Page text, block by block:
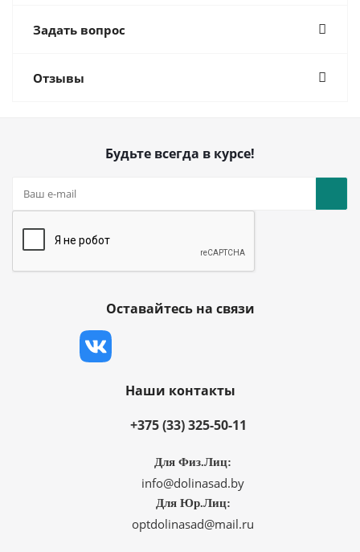
Задать вопрос
Отзывы
Будьте всегда в курсе!
Оставайтесь на связи
Наши контакты
+375 (33) 325-50-11
Для Физ.Лиц:
info@dolinasad.by
Для Юр.Лиц:
optdolinasad@mail.ru